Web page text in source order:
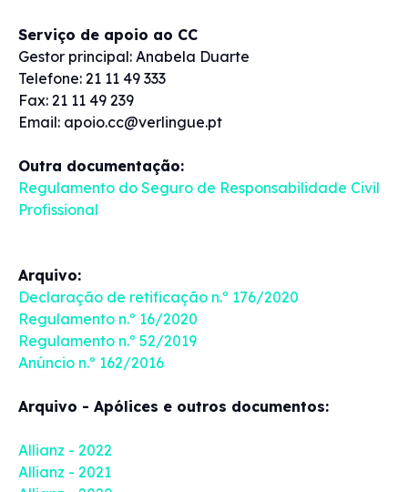
Serviço de apoio ao CC
Gestor principal: Anabela Duarte
Telefone: 21 11 49 333
Fax: 21 11 49 239
Email: apoio.cc@verlingue.pt
Outra documentação:
Regulamento do Seguro de Responsabilidade Civil
Profissional
Arquivo:
Declaração de retificação n.º 176/2020
Regulamento n.º 16/2020
Regulamento n.º 52/2019
Anúncio n.º 162/2016
Arquivo - Apólices e outros documentos:
Allianz - 2022
Allianz - 2021